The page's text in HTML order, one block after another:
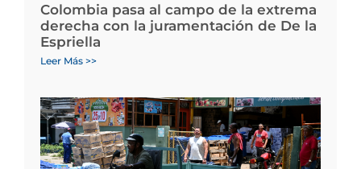
Colombia pasa al campo de la extrema
derecha con la juramentación de De la
Espriella
Leer Más >>